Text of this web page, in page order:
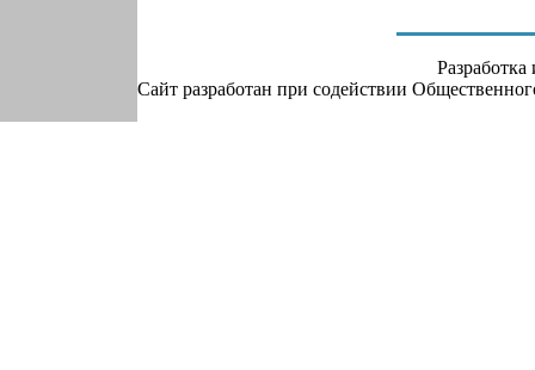
Сайт разработан при содействии